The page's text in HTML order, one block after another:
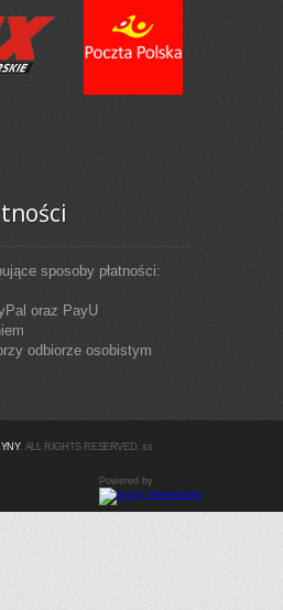
sposoby płatności:
oraz PayU
odbiorze osobistym
. ALL RIGHTS RESERVED. ss
Powered by